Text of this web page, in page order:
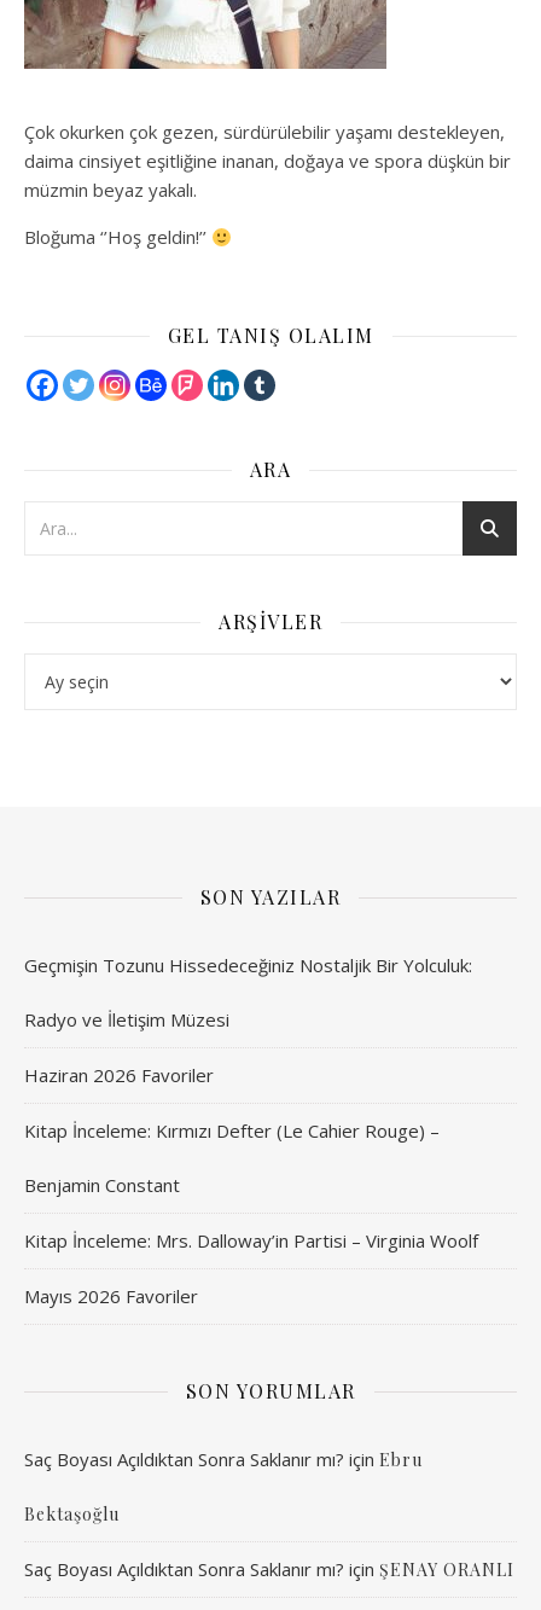
Çok okurken çok gezen, sürdürülebilir yaşamı destekleyen,
daima cinsiyet eşitliğine inanan, doğaya ve spora düşkün bir
müzmin beyaz yakalı.
Bloğuma ‘’Hoş geldin!’’
GEL TANIŞ OLALIM
ARA
ARŞIVLER
SON YAZILAR
Geçmişin Tozunu Hissedeceğiniz Nostaljik Bir Yolculuk:
Radyo ve İletişim Müzesi
Haziran 2026 Favoriler
Kitap İnceleme: Kırmızı Defter (Le Cahier Rouge) –
Benjamin Constant
Kitap İnceleme: Mrs. Dalloway’in Partisi – Virginia Woolf
Mayıs 2026 Favoriler
SON YORUMLAR
Saç Boyası Açıldıktan Sonra Saklanır mı? için Ebru
Bektaşoğlu
Saç Boyası Açıldıktan Sonra Saklanır mı? için ŞENAY ORANLI